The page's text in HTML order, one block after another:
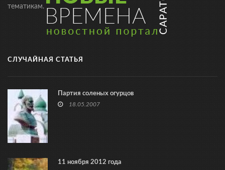
тематикам.
СЛУЧАЙНАЯ СТАТЬЯ
Партия соленых огурцов
18.05.2007
11 ноября 2012 года